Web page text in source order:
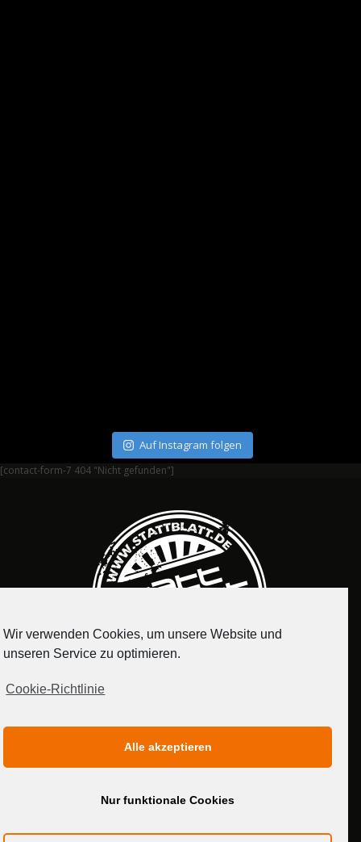
Auf Instagram folgen
[contact-form-7 404 "Nicht gefunden"]
MEDIADATEN
Wir verwenden Cookies, um unsere Website und
unseren Service zu optimieren.
Cookie-Richtlinie
Alle akzeptieren
Nur funktionale Cookies